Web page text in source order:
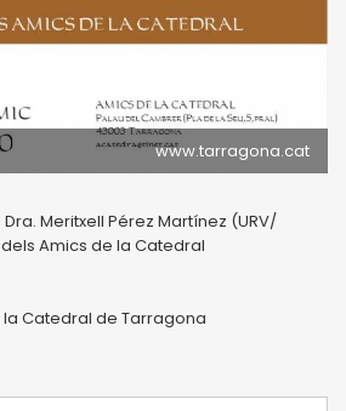
www.tarragona.cat
Meritxell Pérez Martínez (URV/
dels Amics de la Catedral
Catedral de Tarragona